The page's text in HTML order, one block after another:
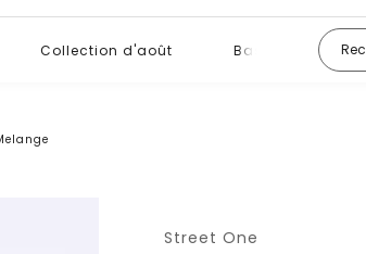
Collection d'août Basiques
Street One